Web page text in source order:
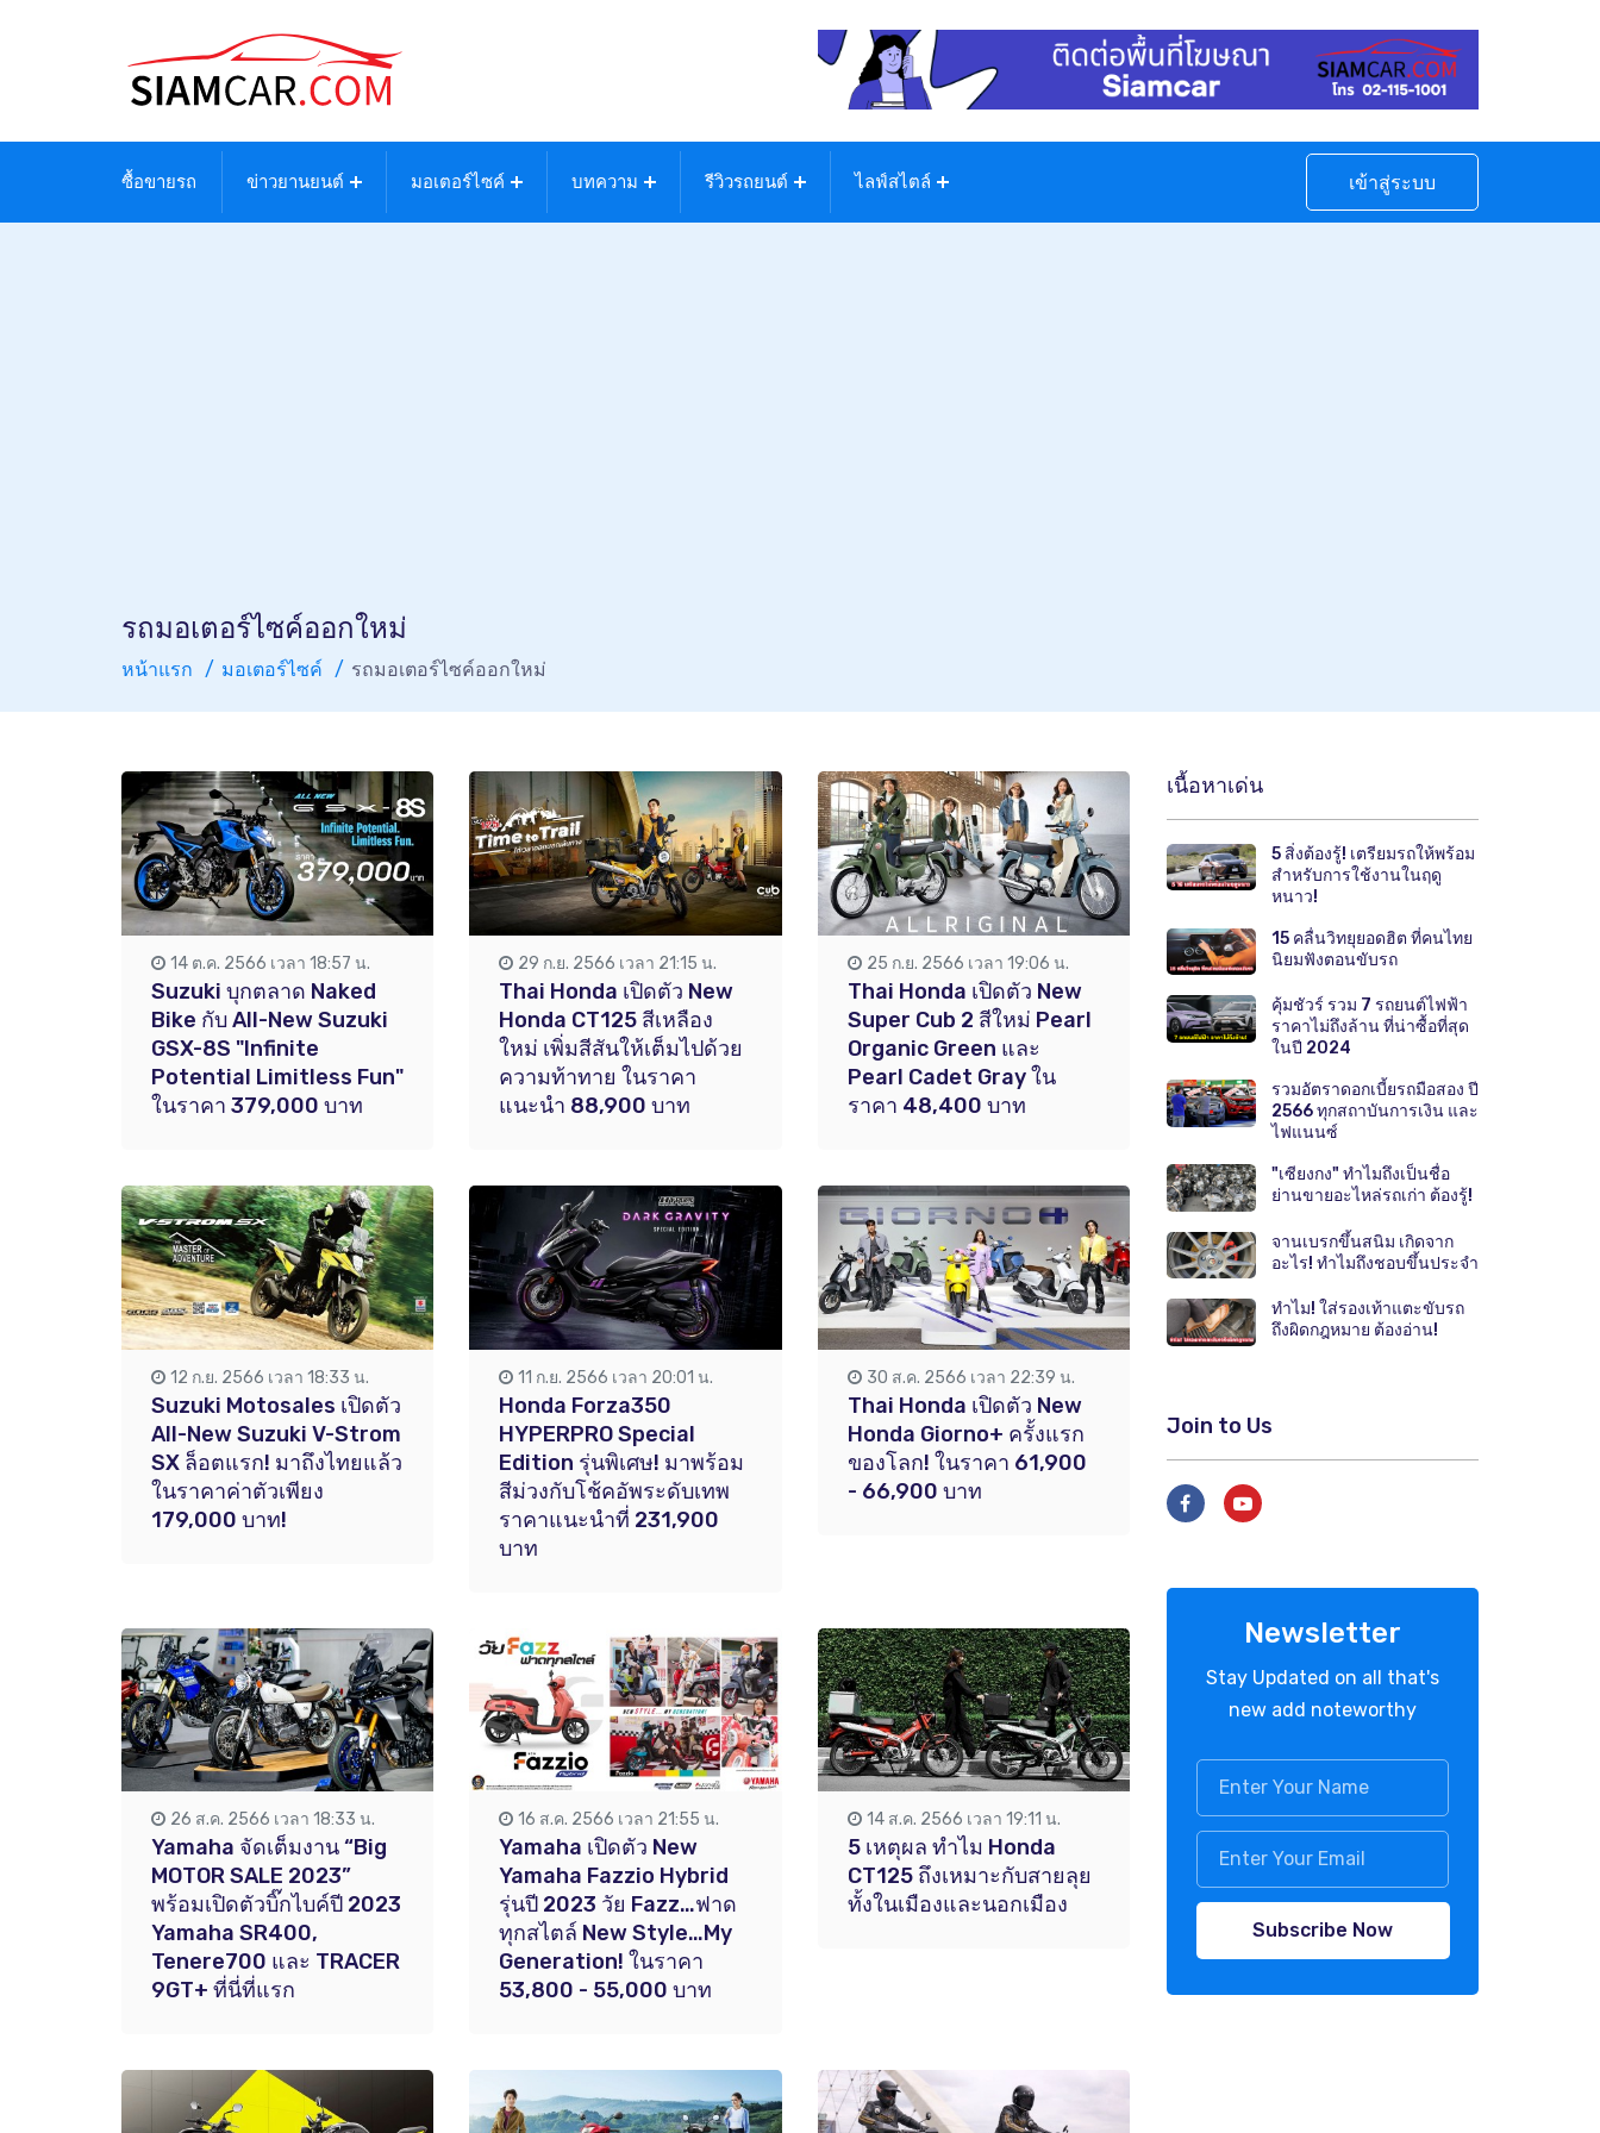
ซื้อขายรถ ข่าวยานยนต์ มอเตอร์ไซค์ บทความ รีวิวรถยนต์ ไลฟ์สไตล์ เข้าสู่ระบบ
รถมอเตอร์ไซค์ออกใหม่
หน้าแรก มอเตอร์ไซค์ รถมอเตอร์ไซค์ออกใหม่
14 ต.ค. 2566 เวลา 18:57 น.
Suzuki บุกตลาด Naked
Bike กับ All-New Suzuki
GSX-8S "Infinite
Potential Limitless Fun"
ในราคา 379,000 บาท
29 ก.ย. 2566 เวลา 21:15 น.
Thai Honda เปิดตัว New
Honda CT125 สีเหลือง
ใหม่ เพิ่มสีสันให้เต็มไปด้วย
ความท้าทาย ในราคา
แนะนำ 88,900 บาท
25 ก.ย. 2566 เวลา 19:06 น.
Thai Honda เปิดตัว New
Super Cub 2 สีใหม่ Pearl
Organic Green และ
Pearl Cadet Gray ใน
ราคา 48,400 บาท
12 ก.ย. 2566 เวลา 18:33 น.
Suzuki Motosales เปิดตัว
All-New Suzuki V-Strom
SX ล็อตแรก! มาถึงไทยแล้ว
ในราคาค่าตัวเพียง
179,000 บาท!
11 ก.ย. 2566 เวลา 20:01 น.
Honda Forza350
HYPERPRO Special
Edition รุ่นพิเศษ! มาพร้อม
สีม่วงกับโช้คอัพระดับเทพ
ราคาแนะนำที่ 231,900
บาท
30 ส.ค. 2566 เวลา 22:39 น.
Thai Honda เปิดตัว New
Honda Giorno+ ครั้งแรก
ของโลก! ในราคา 61,900
- 66,900 บาท
26 ส.ค. 2566 เวลา 18:33 น.
Yamaha จัดเต็มงาน “Big
MOTOR SALE 2023”
พร้อมเปิดตัวบิ๊กไบค์ปี 2023
Yamaha SR400,
Tenere700 และ TRACER
9GT+ ที่นี่ที่แรก
16 ส.ค. 2566 เวลา 21:55 น.
Yamaha เปิดตัว New
Yamaha Fazzio Hybrid
รุ่นปี 2023 วัย Fazz…ฟาด
ทุกสไตล์ New Style…My
Generation! ในราคา
53,800 - 55,000 บาท
14 ส.ค. 2566 เวลา 19:11 น.
5 เหตุผล ทำไม Honda
CT125 ถึงเหมาะกับสายลุย
ทั้งในเมืองและนอกเมือง
เนื้อหาเด่น
5 สิ่งต้องรู้! เตรียมรถให้พร้อม
สำหรับการใช้งานในฤดู
หนาว!
15 คลื่นวิทยุยอดฮิต ที่คนไทย
นิยมฟังตอนขับรถ
คุ้มชัวร์ รวม 7 รถยนต์ไฟฟ้า
ราคาไม่ถึงล้าน ที่น่าซื้อที่สุด
ในปี 2024
รวมอัตราดอกเบี้ยรถมือสอง ปี
2566 ทุกสถาบันการเงิน และ
ไฟแนนซ์
"เซียงกง" ทำไมถึงเป็นชื่อ
ย่านขายอะไหล่รถเก่า ต้องรู้!
จานเบรกขึ้นสนิม เกิดจาก
อะไร! ทำไมถึงชอบขึ้นประจำ
ทำไม! ใส่รองเท้าแตะขับรถ
ถึงผิดกฎหมาย ต้องอ่าน!
Join to Us
Newsletter
Stay Updated on all that's
new add noteworthy
Subscribe Now